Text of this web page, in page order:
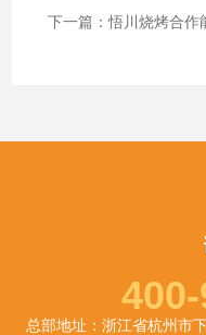
下一篇：悟川烧烤合
总部地址：浙江省杭州市